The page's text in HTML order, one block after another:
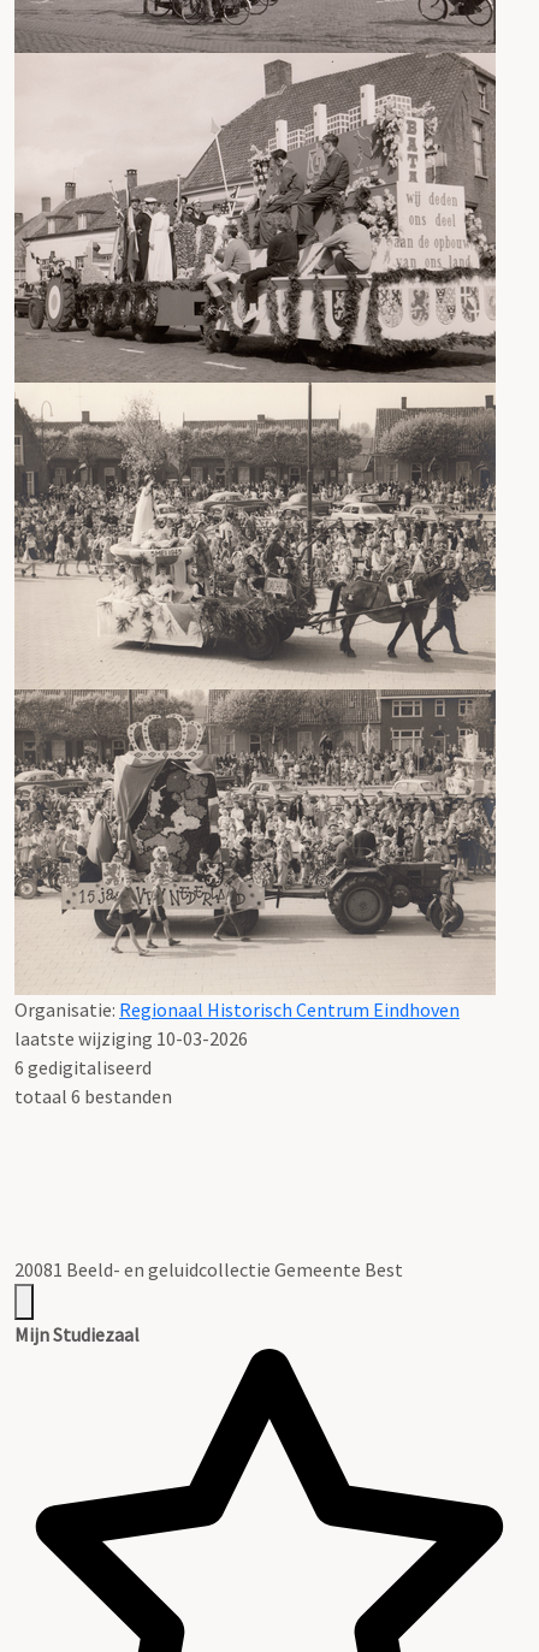
Organisatie: Regionaal Historisch Centrum Eindhoven
laatste wijziging 10-03-2026
6 gedigitaliseerd
totaal 6 bestanden
20081 Beeld- en geluidcollectie Gemeente Best
Mijn Studiezaal